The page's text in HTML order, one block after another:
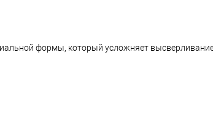
формы, который усложняет